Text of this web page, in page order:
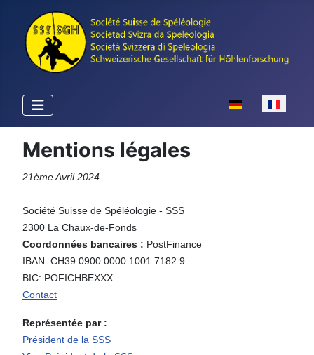
Sélectionnez
Mentions légales
21ème Avril 2024
Société Suisse de Spéléologie - SSS
2300 La Chaux-de-Fonds
Coordonnées bancaires : PostFinance
IBAN: CH39 0900 0000 1001 7182 9
BIC: POFICHBEXXX
Contact
Représentée par :
Président de la SSS